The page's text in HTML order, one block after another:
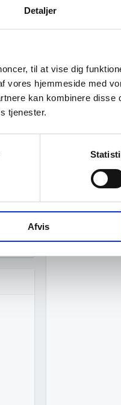
Detaljer
til at vise dig
vores hjemmeside med
kan kombinere disse
tjenester.
Afvis